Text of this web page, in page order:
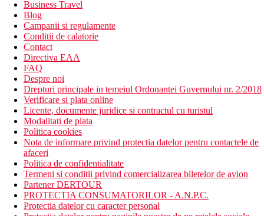
Business Travel
Blog
Campanii si regulamente
Conditii de calatorie
Contact
Directiva EAA
FAQ
Despre noi
Drepturi principale in temeiul Ordonantei Guvernului nr. 2/2018
Verificare si plata online
Licente, documente juridice si contractul cu turistul
Modalitati de plata
Politica cookies
Nota de informare privind protectia datelor pentru contactele de
afaceri
Politica de confidentialitate
Termeni si conditii privind comercializarea biletelor de avion
Partener DERTOUR
PROTECTIA CONSUMATORILOR - A.N.P.C.
Protectia datelor cu caracter personal